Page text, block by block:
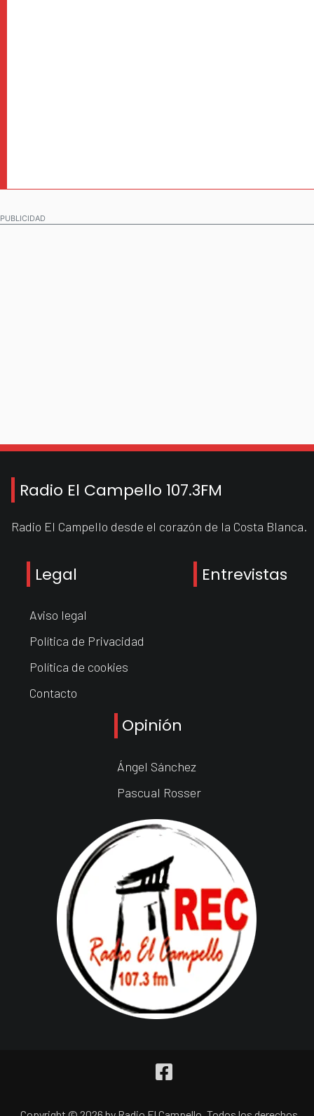
PUBLICIDAD
Radio El Campello 107.3FM
Radio El Campello desde el corazón de la Costa Blanca.
Legal
Aviso legal
Política de Privacidad
Política de cookies
Contacto
Entrevistas
Opinión
Ángel Sánchez
Pascual Rosser